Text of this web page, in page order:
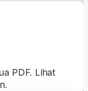
PDF. Lihat